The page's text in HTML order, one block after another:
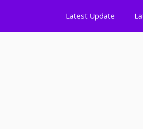
Latest Update